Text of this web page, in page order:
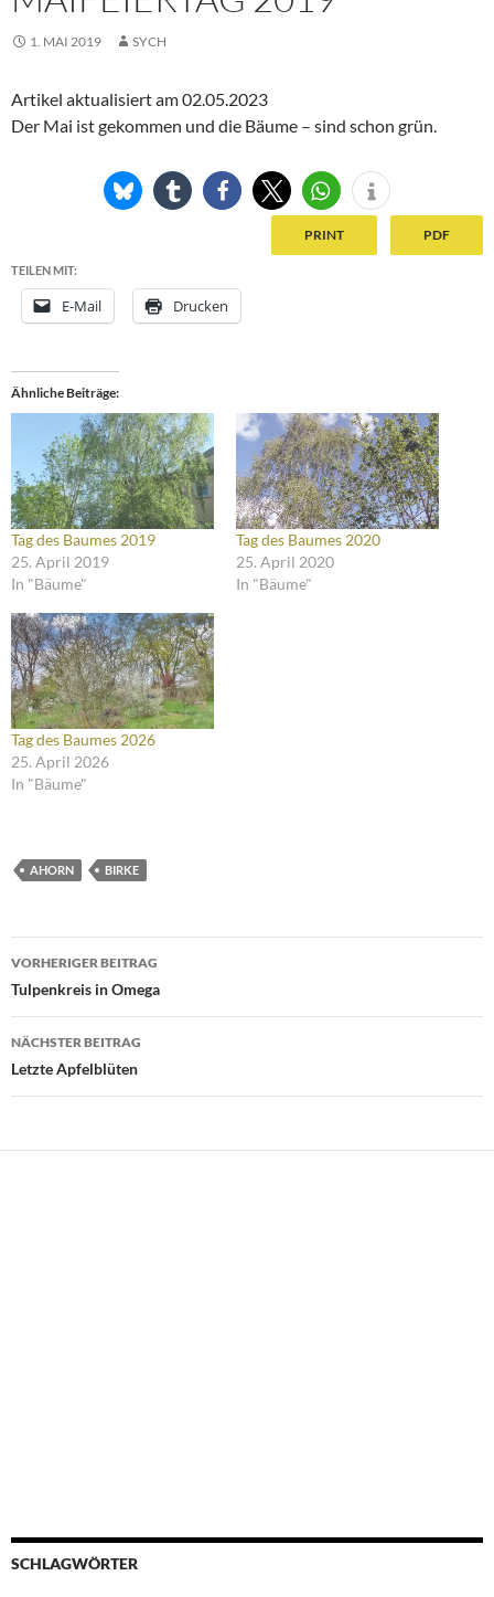
1. MAI 2019 SYCH
Artikel aktualisiert am 02.05.2023
Der Mai ist gekommen und die Bäume – sind schon grün.
PRINT PDF
TEILEN MIT:
E-Mail Drucken
Ähnliche Beiträge
Tag des Baumes 2019
25. April 2019
In "Bäume"
Tag des Baumes 2020
25. April 2020
In "Bäume"
Tag des Baumes 2026
25. April 2026
In "Bäume"
AHORN BIRKE
Beitragsnavigation
VORHERIGER BEITRAG
Tulpenkreis in Omega
NÄCHSTER BEITRAG
Letzte Apfelblüten
SCHLAGWÖRTER